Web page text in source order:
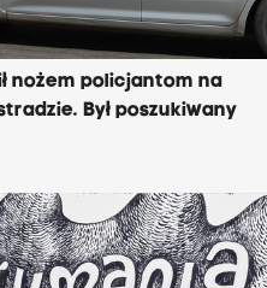
nożem policjantom na
Był poszukiwany